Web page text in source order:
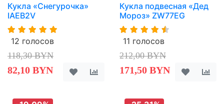
Кукла «Снегурочка»
IAEB2V
12 голосов
118,30 BYN
82,10 BYN
Кукла подвесная «Дед
Мороз» ZW77EG
11 голосов
212,00 BYN
171,50 BYN